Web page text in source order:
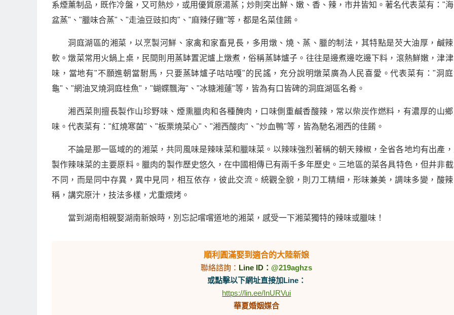
系煙薰制品，既作冷盤，又可熱炒，或用優質原湯蒸；炒則突出鮮、嫩、香、辣，市井皆知。著名代表菜有："
盆蒸"、"臘味合蒸"、"走油豆豉扣肉"、"麻辣仔雞"等，都是名菜佳餚。
洞庭湖區的湘菜，以烹製河鮮、家禽和家畜見長，多用燉、燒、蒸、臘的制法，其特點是芡大油厚，鹹
軟。燉菜常用火鍋上桌，民間則用蒸缽置泥爐上燉煮，俗稱蒸缽爐子。往往是邊煮邊吃邊下料，滾熱鮮嫩，津
味，當地有"不願進朝當駙馬，只要蒸缽爐子咕咕嘎"的民謠，充分說明燉菜廣為人民喜愛。代表菜有："洞
龜"、"網油叉燒洞庭桂魚"，"蝴蝶飄海"、"冰糖湘蓮"等，皆為有口皆碑的洞庭湖區名肴。
湘西菜則擅長製作山珍野味、煙熏臘肉和各種醃肉，口味側重鹹香酸辣，常以柴炭作燃料，有濃厚的山
味。代表菜有："紅燒寒菌"、"板栗燒菜心"、"湘西酸肉"、"炒血鴨"等，皆為馳名湘西的佳餚。
不論是那一區域的的湘菜，共同風味是辣味菜和臘味菜。以辣味強烈著稱的朝天辣椒，全省各地均有出產
製作辣味菜的主要原料。臘肉的製作歷史悠久，在中國相傳已有兩千多年歷史。三地區的菜各具特色，但井非
不同，而是同中存異，異中見同，相互依存，彼此交流。統觀全貌，則刀工精細，形味兼美，調味多變，酸
稱，講究原汁，技法多樣，尤重煨烤。
當到湖南相親娶湖南新娘時，別忘記嚐嚐道地的湘菜，感受一下湘菜獨特的辣味或臘味！
順利圓滿娶到適合的大陸新娘
聯絡諮詢： Line ID：@219aghzs
或點擊以下網址直接加Line：
https://lin.ee/InURVui
華夏婚姻媒合